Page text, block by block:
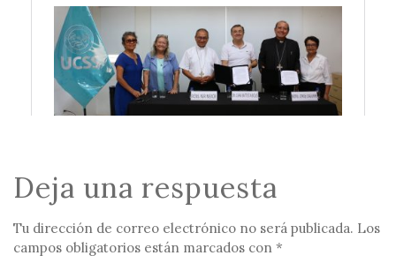
Deja una respuesta
Tu dirección de correo electrónico no será publicada. Los
campos obligatorios están marcados con *